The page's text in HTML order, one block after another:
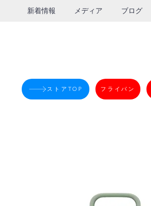
新着情報 メディア ブログ
ストアTOP フライパン